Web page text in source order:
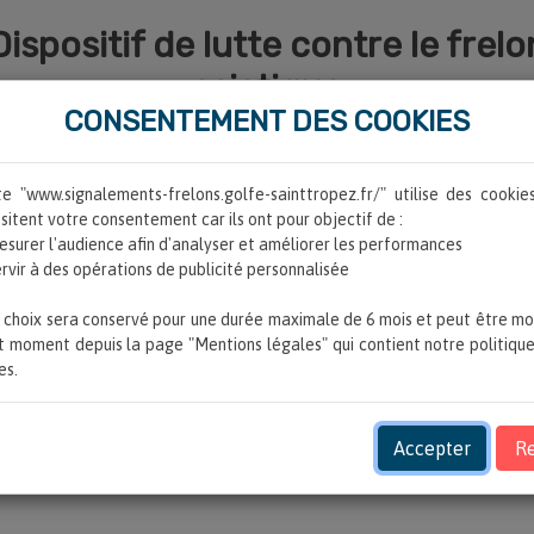
de lutte contre le
asiatique
ET LES COMMUNES DANS LA
le frelon asiatique, entraînant avec elle les 12 communes de
conforme au code de la Commande Publique,
progression et le caractère invasif du développement de l'espèce.
CONSENTEMENT DES COOKIES
"www.signalements-frelons.golfe-sainttropez.fr/" utilise des
votre consentement car ils ont pour objectif de :
sera conservé pour une durée maximale de 6 mois et peut être
moment depuis la page "Mentions légales" qui contient notre
Accepter